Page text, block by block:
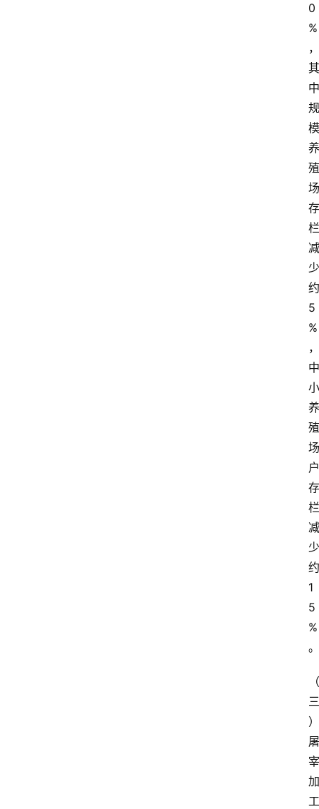
0
%
，
其
中
规
模
养
殖
场
存
栏
减
少
约
5
%
，
中
小
养
殖
场
户
存
栏
减
少
约
1
5
%
。
（
三
）
屠
宰
加
工